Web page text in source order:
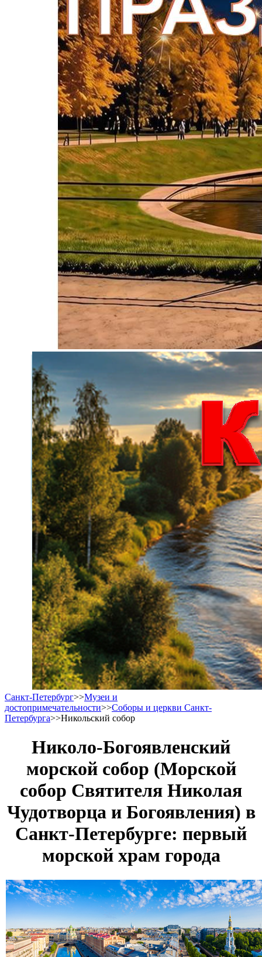
Санкт-Петербург>>Музеи и
достопримечательности>>Соборы и церкви Санкт-
Петербурга>>Никольский собор
Николо-Богоявленский
морской собор (Морской
собор Святителя Николая
Чудотворца и Богоявления) в
Санкт-Петербурге: первый
морской храм города